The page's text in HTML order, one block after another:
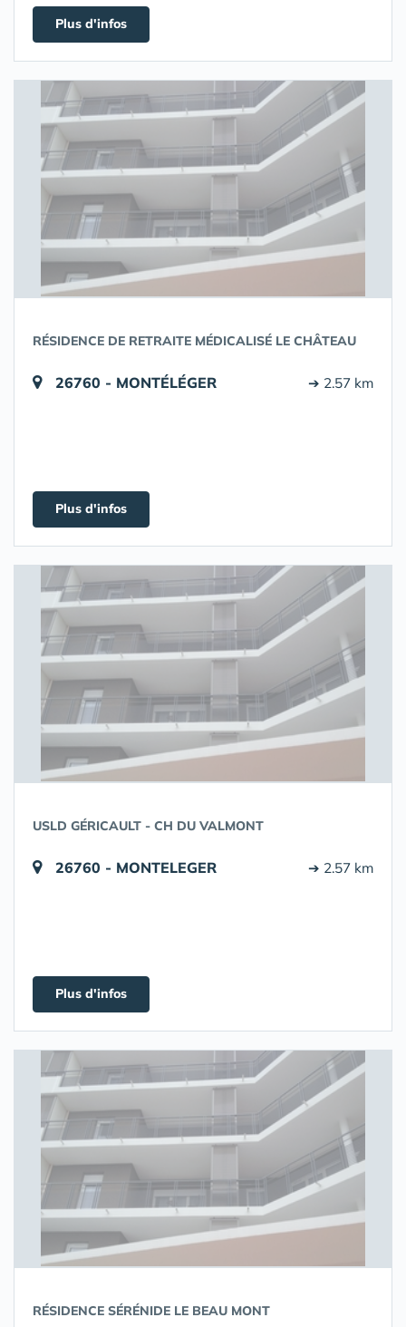
Plus d'infos
RÉSIDENCE DE RETRAITE MÉDICALISÉ LE CHÂTEAU
26760 - MONTÉLÉGER ➔ 2.57 km
Plus d'infos
USLD GÉRICAULT - CH DU VALMONT
26760 - MONTELEGER ➔ 2.57 km
Plus d'infos
RÉSIDENCE SÉRÉNIDE LE BEAU MONT